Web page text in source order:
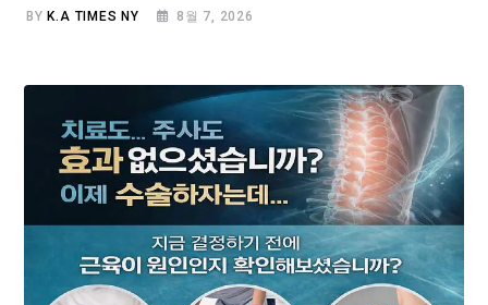
BY K.A TIMES NY 8월 7, 2026